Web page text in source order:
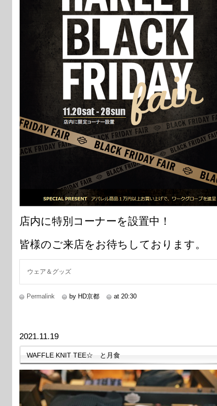
店内に特別コーナーを設置中！
皆様のご来店をお待ちしております。
ウェア＆グッズ
Permalink by HD京都 at 20:30
2021.11.19
WAFFLE KNIT TEE☆ と月食